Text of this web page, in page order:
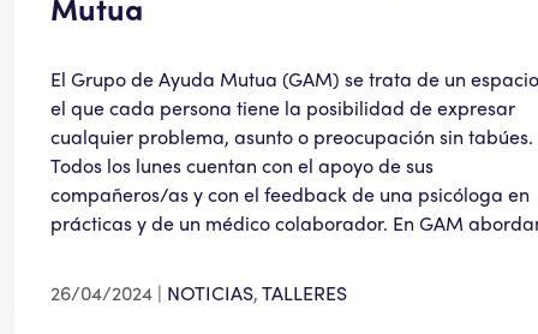
El Grupo de Ayuda Mutua (GAM) se trata de un
el que cada persona tiene la posibilidad de expresar
cualquier problema, asunto o preocupación sin tabúes.
Todos los lunes cuentan con el apoyo de sus
compañeros/as y con el feedback de una psicóloga en
prácticas y de un médico colaborador. En GAM
26/04/2024 NOTICIAS,TALLERES